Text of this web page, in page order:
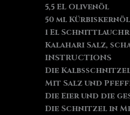
5,5 EL Olivenöl
50 ml Kürbiskernöl
1 El
Kalahari Salz,
INSTRUCTIONS
Die
Mit Salz und
Die Eier und die
Die Schnitzel in